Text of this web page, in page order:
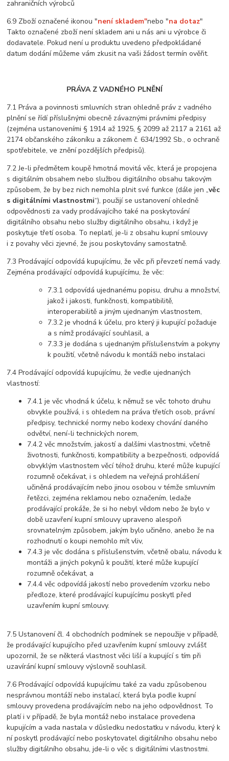
zahraničních výrobců
6.9 Zboží označené ikonou "není skladem"nebo "na dotaz"
Takto označené zboží není skladem ani u nás ani u výrobce či
dodavatele. Pokud není u produktu uvedeno předpokládané
datum dodání můžeme vám zkusit na vaši žádost termín ověřit.
PRÁVA Z VADNÉHO PLNĚNÍ
7.1 Práva a povinnosti smluvních stran ohledně práv z vadného
plnění se řídí příslušnými obecně závaznými právními předpisy
(zejména ustanoveními § 1914 až 1925, § 2099 až 2117 a 2161 až
2174 občanského zákoníku a zákonem č. 634/1992 Sb., o ochraně
spotřebitele, ve znění pozdějších předpisů).
7.2 Je-li předmětem koupě hmotná movitá věc, která je propojena
s digitálním obsahem nebo službou digitálního obsahu takovým
způsobem, že by bez nich nemohla plnit své funkce (dále jen „věc
s digitálními vlastnostmi“), použijí se ustanovení ohledně
odpovědnosti za vady prodávajícího také na poskytování
digitálního obsahu nebo služby digitálního obsahu, i když je
poskytuje třetí osoba. To neplatí, je-li z obsahu kupní smlouvy
i z povahy věci zjevné, že jsou poskytovány samostatně.
7.3 Prodávající odpovídá kupujícímu, že věc při převzetí nemá vady.
Zejména prodávající odpovídá kupujícímu, že věc:
7.3.1 odpovídá ujednanému popisu, druhu a množství,
jakož i jakosti, funkčnosti, kompatibilitě,
interoperabilitě a jiným ujednaným vlastnostem,
7.3.2 je vhodná k účelu, pro který ji kupující požaduje
a s nímž prodávající souhlasil, a
7.3.3 je dodána s ujednaným příslušenstvím a pokyny
k použití, včetně návodu k montáži nebo instalaci
7.4 Prodávající odpovídá kupujícímu, že vedle ujednaných
vlastností:
7.4.1 je věc vhodná k účelu, k němuž se věc tohoto druhu
obvykle používá, i s ohledem na práva třetích osob, právní
předpisy, technické normy nebo kodexy chování daného
odvětví, není-li technických norem,
7.4.2 věc množstvím, jakostí a dalšími vlastnostmi, včetně
životnosti, funkčnosti, kompatibility a bezpečnosti, odpovídá
obvyklým vlastnostem věcí téhož druhu, které může kupující
rozumně očekávat, i s ohledem na veřejná prohlášení
učiněná prodávajícím nebo jinou osobou v témže smluvním
řetězci, zejména reklamou nebo označením, ledaže
prodávající prokáže, že si ho nebyl vědom nebo že bylo v
době uzavření kupní smlouvy upraveno alespoň
srovnatelným způsobem, jakým bylo učiněno, anebo že na
rozhodnutí o koupi nemohlo mít vliv,
7.4.3 je věc dodána s příslušenstvím, včetně obalu, návodu k
montáži a jiných pokynů k použití, které může kupující
rozumně očekávat, a
7.4.4 věc odpovídá jakostí nebo provedením vzorku nebo
předloze, které prodávající kupujícímu poskytl před
uzavřením kupní smlouvy.
7.5 Ustanovení čl. 4 obchodních podmínek se nepoužije v případě,
že prodávající kupujícího před uzavřením kupní smlouvy zvlášť
upozornil, že se některá vlastnost věci liší a kupující s tím při
uzavírání kupní smlouvy výslovně souhlasil.
7.6 Prodávající odpovídá kupujícímu také za vadu způsobenou
nesprávnou montáží nebo instalací, která byla podle kupní
smlouvy provedena prodávajícím nebo na jeho odpovědnost. To
platí i v případě, že byla montáž nebo instalace provedena
kupujícím a vada nastala v důsledku nedostatku v návodu, který k
ní poskytl prodávající nebo poskytovatel digitálního obsahu nebo
služby digitálního obsahu, jde-li o věc s digitálními vlastnostmi.